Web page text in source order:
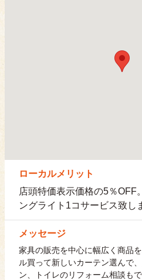
ローカルメリット
店頭特価表示価格の5％OFF
ングライト1コサービス致し
メッセージ
家具の販売を中心に幅広く商品
ル買って新しいカーテン選んで
ン、トイレのリフォーム相談もで